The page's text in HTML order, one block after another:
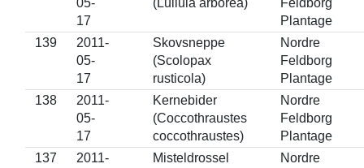
05-
17
(Lullula arborea)
Feldborg
Plantage
139
2011-
05-
17
Skovsneppe
(Scolopax
rusticola)
Nordre
Feldborg
Plantage
138
2011-
05-
17
Kernebider
(Coccothraustes
coccothraustes)
Nordre
Feldborg
Plantage
137
2011-
Misteldrossel
Nordre